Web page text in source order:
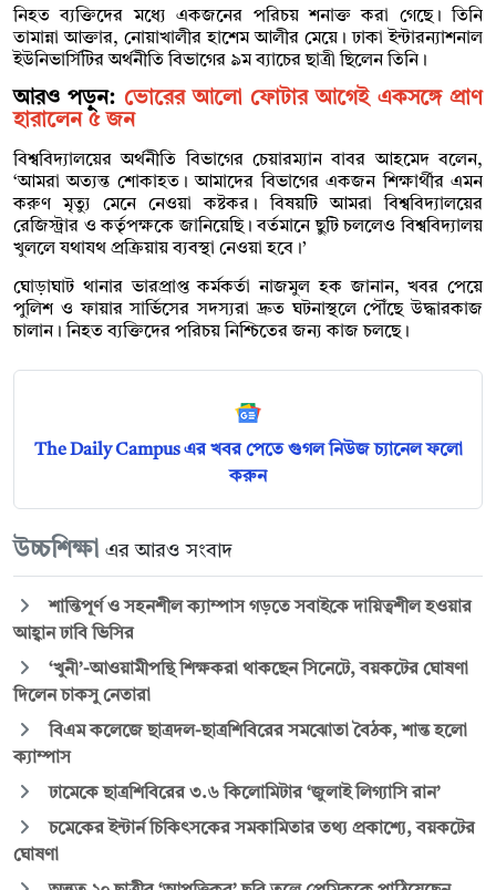
নিহত ব্যক্তিদের মধ্যে একজনের পরিচয় শনাক্ত করা গেছে। তিনি
তামান্না আক্তার, নোয়াখালীর হাশেম আলীর মেয়ে। ঢাকা ইন্টারন্যাশনাল
ইউনিভার্সিটির অর্থনীতি বিভাগের ৯ম ব্যাচের ছাত্রী ছিলেন তিনি।
আরও পড়ুন: ভোরের আলো ফোটার আগেই একসঙ্গে প্রাণ
হারালেন ৫ জন
বিশ্ববিদ্যালয়ের অর্থনীতি বিভাগের চেয়ারম্যান বাবর আহমেদ বলেন,
‘আমরা অত্যন্ত শোকাহত। আমাদের বিভাগের একজন শিক্ষার্থীর এমন
করুণ মৃত্যু মেনে নেওয়া কষ্টকর। বিষয়টি আমরা বিশ্ববিদ্যালয়ের
রেজিস্ট্রার ও কর্তৃপক্ষকে জানিয়েছি। বর্তমানে ছুটি চললেও বিশ্ববিদ্যালয়
খুললে যথাযথ প্রক্রিয়ায় ব্যবস্থা নেওয়া হবে।’
ঘোড়াঘাট থানার ভারপ্রাপ্ত কর্মকর্তা নাজমুল হক জানান, খবর পেয়ে
পুলিশ ও ফায়ার সার্ভিসের সদস্যরা দ্রুত ঘটনাস্থলে পৌঁছে উদ্ধারকাজ
চালান। নিহত ব্যক্তিদের পরিচয় নিশ্চিতের জন্য কাজ চলছে।
The Daily Campus এর খবর পেতে গুগল নিউজ চ্যানেল ফলো
করুন
উচ্চশিক্ষা এর আরও সংবাদ
শান্তিপূর্ণ ও সহনশীল ক্যাম্পাস গড়তে সবাইকে দায়িত্বশীল হওয়ার
আহ্বান ঢাবি ভিসির
‘খুনী’-আওয়ামীপন্থি শিক্ষকরা থাকছেন সিনেটে, বয়কটের ঘোষণা
দিলেন চাকসু নেতারা
বিএম কলেজে ছাত্রদল-ছাত্রশিবিরের সমঝোতা বৈঠক, শান্ত হলো
ক্যাম্পাস
ঢামেকে ছাত্রশিবিরের ৩.৬ কিলোমিটার ‘জুলাই লিগ্যাসি রান’
চমেকের ইন্টার্ন চিকিৎসকের সমকামিতার তথ্য প্রকাশ্যে, বয়কটের
ঘোষণা